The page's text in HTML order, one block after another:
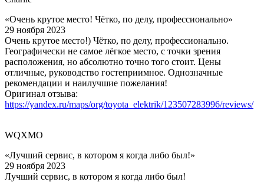
«Очень крутое место! Чётко, по делу, профессионально»
29 ноября 2023
Очень крутое место!) Чётко, по делу, профессионально.
Географически не самое лёгкое место, с точки зрения
расположения, но абсолютно точно того стоит. Цены
отличные, руководство гостеприимное. Однозначные
рекомендации и наилучшие пожелания!
Оригинал отзыва:
https://yandex.ru/maps/org/toyota_elektrik/123507283996/reviews/
WQXMO
«Лучший сервис, в котором я когда либо был!»
29 ноября 2023
Лучший сервис, в котором я когда либо был!